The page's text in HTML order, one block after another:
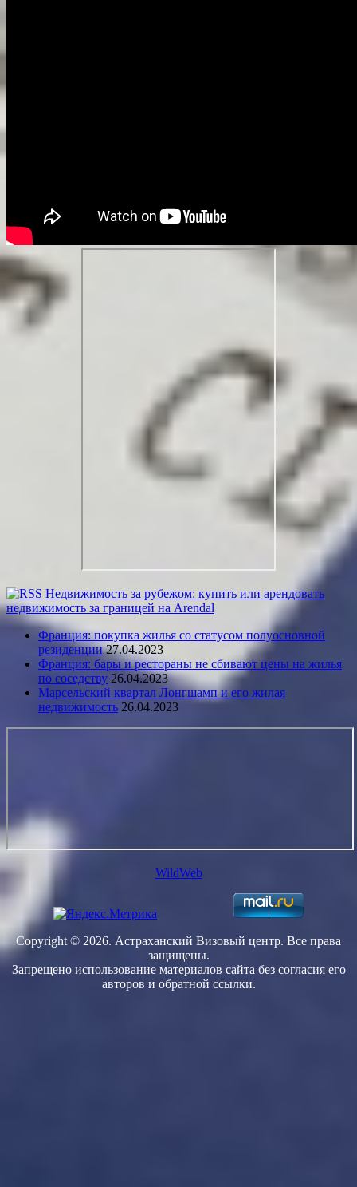
Недвижимость за рубежом: купить или арендовать
недвижимость за границей на Arendal
Франция: покупка жилья со статусом полуосновной
резиденции 27.04.2023
Франция: бары и рестораны не сбивают цены на жилья
по соседству 26.04.2023
Марсельский квартал Лонгшамп и его жилая
недвижимость 26.04.2023
WildWeb
Copyright © 2026. Астраханский Визовый центр. Все права
защищены.
Запрещено использование материалов сайта без согласия его
авторов и обратной ссылки.